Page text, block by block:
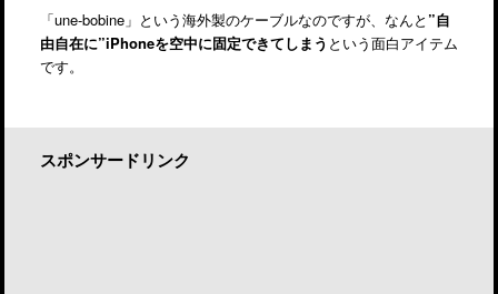
「une-bobine」という海外製のケーブルなのですが、なんと ”自
由自在に”iPhoneを空中に固定できてしまう という面白アイテム
です。
スポンサードリンク